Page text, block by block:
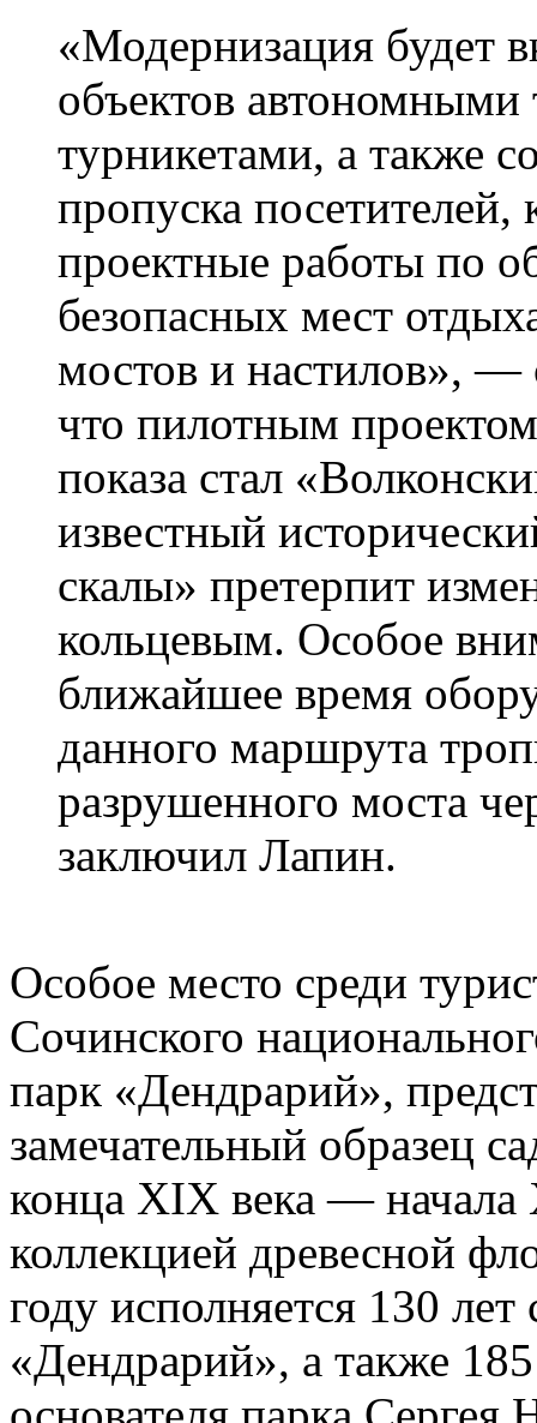
«Модернизация будет
объектов
турникетами, а также
пропуска посетителей,
проектные работы по
безопасных мест
мостов и настилов», —
что пилотным
показа стал
известный
скалы» претерпит
кольцевым. Особое
ближайшее время
данного маршрута
разрушенного моста
заключил Лапин.
Особое место среди
Сочинского
парк «Дендрарий»,
замечательный образец
конца XIX века — начала
коллекцией древесной
году исполняется 130
«Дендрарий», а также